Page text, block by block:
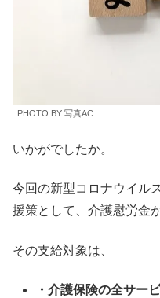
PHOTO BY 写真AC
いかがでしたか。
今回の新型コロナウイル
援策として、介護慰労金
その支給対象は、
・介護保険の全サー